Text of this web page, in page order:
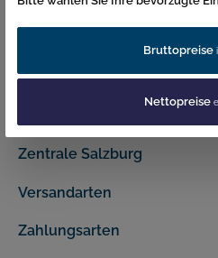
Information
Versandarten
Zahlungsarten
Zentrale Salzburg
Bruttopreise
Nettopreise